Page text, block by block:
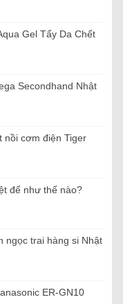
Gel Tẩy Da Chết
Secondhand Nhật
nồi cơm điện Tiger
để như thế nào?
ngọc trai hàng si Nhật
ER-GN10